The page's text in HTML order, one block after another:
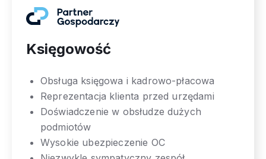
Księgowość
Obsługa księgowa i kadrowo-płacowa
Reprezentacja klienta przed urzędami
Doświadczenie w obsłudze dużych
podmiotów
Wysokie ubezpieczenie OC